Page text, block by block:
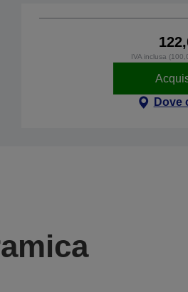
IVA inclusa
Dove